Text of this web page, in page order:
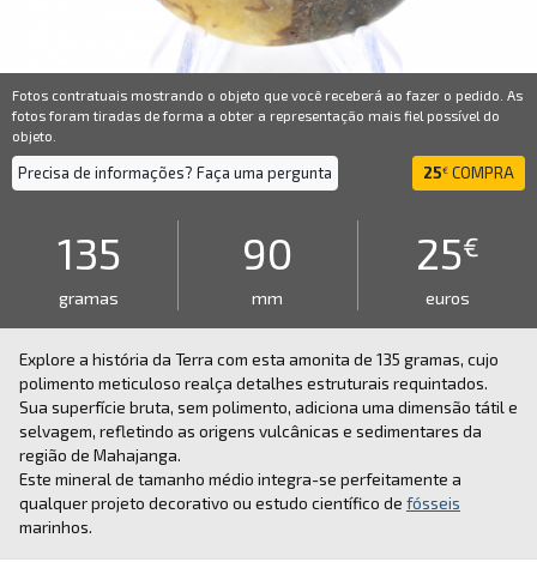
Fotos contratuais mostrando o objeto que você receberá ao fazer o pedido. As
fotos foram tiradas de forma a obter a representação mais fiel possível do
objeto.
Precisa de informações? Faça uma pergunta 25€ COMPRA
135
gramas
90
mm
25€
euros
Explore a história da Terra com esta amonita de 135 gramas, cujo
polimento meticuloso realça detalhes estruturais requintados.
Sua superfície bruta, sem polimento, adiciona uma dimensão tátil e
selvagem, refletindo as origens vulcânicas e sedimentares da
região de Mahajanga.
Este mineral de tamanho médio integra-se perfeitamente a
qualquer projeto decorativo ou estudo científico de fósseis
marinhos.